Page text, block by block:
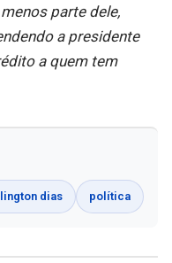
parte dele,
a presidente
a quem tem
dias política